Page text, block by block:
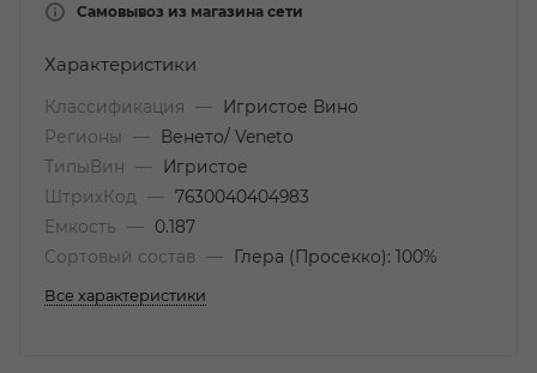
Самовывоз из магазина сети
Характеристики
Классификация —
Игристое Вино
Регионы
—
Венето/ Veneto
ТипыВин
—
Игристое
ШтрихКод
— 7630040404983
Емкость
—
0.187
Сортовый состав
— Глера (Просекко): 100%
Все характеристики